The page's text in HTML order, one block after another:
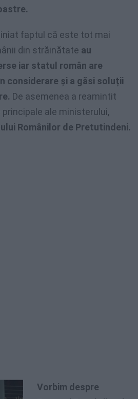
faptul că este tot mai
din străinătate au
iar statul român are
considerare și a găsi soluții
De asemenea a reamintit
ale ministerului,
Românilor de Pretutindeni.
Vorbim despre